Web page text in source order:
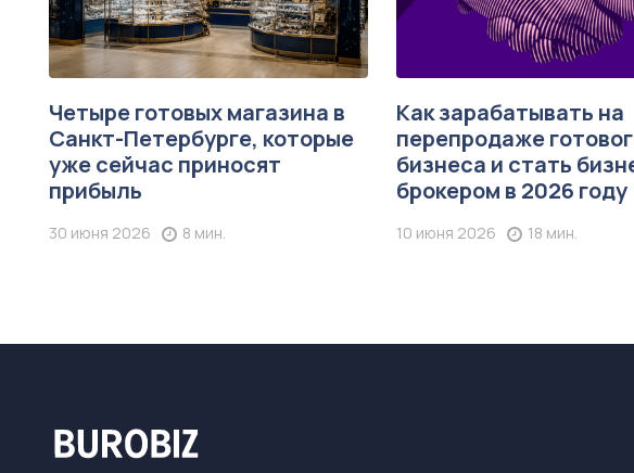
Четыре готовых магазина в
Санкт-Петербурге, которые
уже сейчас приносят
прибыль
30 июня 2026 8 мин.
Как зарабатывать на
перепродаже
бизнеса и стать
брокером в 2026 году
10 июня 2026 18 мин.